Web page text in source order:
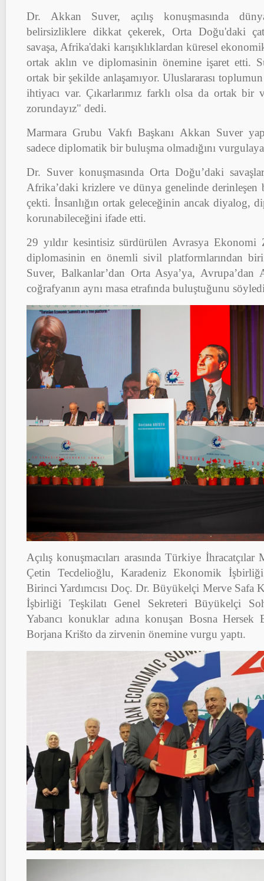
Dr. Akkan Suver, açılış konuşmasında
belirsizliklere dikkat çekerek, Orta Doğu'daki
savaşa, Afrika'daki karışıklıklardan küresel
ortak aklın ve diplomasinin önemine işaret etti.
ortak bir şekilde anlaşamıyor. Uluslararası
ihtiyacı var. Çıkarlarımız farklı olsa da ortak bir
zorundayız" dedi.
Marmara Grubu Vakfı Başkanı Akkan Suver
sadece diplomatik bir buluşma olmadığını
Dr. Suver konuşmasında Orta Doğu’daki
Afrika’daki krizlere ve dünya genelinde derinleşen
çekti. İnsanlığın ortak geleceğinin ancak diyalog,
korunabileceğini ifade etti.
29 yıldır kesintisiz sürdürülen Avrasya Ekonomi
diplomasinin en önemli sivil platformlarından
Suver, Balkanlar’dan Orta Asya’ya,
coğrafyanın aynı masa etrafında buluştuğunu
Açılış konuşmacıları arasında Türkiye İhracatçılar
Çetin Tecdelioğlu, Karadeniz Ekonomik
Birinci Yardımcısı Doç. Dr. Büyükelçi Merve Safa
İşbirliği Teşkilatı Genel Sekreteri Büyükelçi
Yabancı konuklar adına konuşan Bosna Hersek
Borjana Krišto da zirvenin önemine vurgu yaptı.